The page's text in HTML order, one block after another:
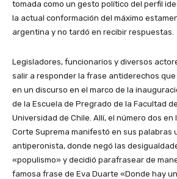
tomada como un gesto político del perfil
la actual conformación del máximo
argentina y no tardó en recibir respuestas.
Legisladores, funcionarios y diversos
salir a responder la frase antiderechos
en un discurso en el marco de la
de la Escuela de Pregrado de la Facultad
Universidad de Chile. Allí, el número dos en
Corte Suprema manifestó en sus palabras
antiperonista, donde negó las
«populismo» y decidió parafrasear de
famosa frase de Eva Duarte «Donde hay